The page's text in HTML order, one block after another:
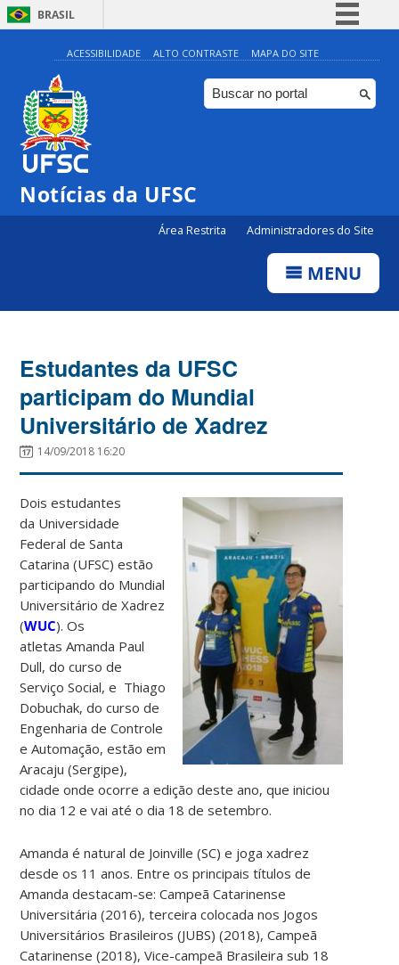
BRASIL
Simplifique!
Comunica BR
Participe
ACESSIBILIDADE ALTO CONTRASTE MAPA DO SITE
Notícias da UFSC
Área Restrita Administradores do Site
MENU
Estudantes da UFSC
participam do Mundial
Universitário de Xadrez
14/09/2018 16:20
Dois estudantes
da Universidade
Federal de Santa
Catarina (UFSC) estão
participando do Mundial
Universitário de Xadrez
(WUC). Os
atletas Amanda Paul
Dull, do curso de
Serviço Social, e Thiago
Dobuchak, do curso de
Engenharia de Controle
e Automação, estão em
Aracaju (Sergipe),
cidade onde ocorre a edição deste ano, que iniciou
no dia 12 e vai até o dia 18 de setembro.
Amanda é natural de Joinville (SC) e joga xadrez
desde os 11 anos. Entre os principais títulos de
Amanda destacam-se: Campeã Catarinense
Universitária (2016), terceira colocada nos Jogos
Universitários Brasileiros (JUBS) (2018), Campeã
Catarinense (2018), Vice-campeã Brasileira sub 18